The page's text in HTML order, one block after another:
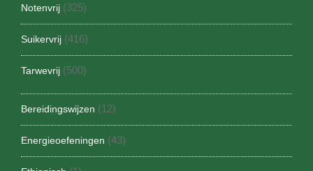
Notenvrij (325)
Suikervrij (416)
Tarwevrij (500)
Bereidingswijzen (12)
Energieoefeningen (43)